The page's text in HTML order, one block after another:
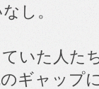
し。
いた人た
ギャップに